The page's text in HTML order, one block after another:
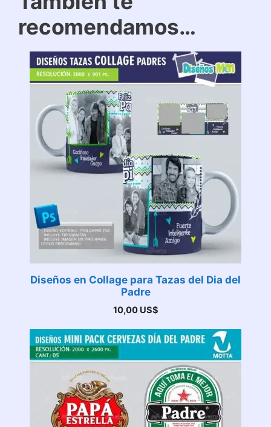
recomendamos…
Diseños en Collage para Tazas del Dia del
Padre
10,00 US$